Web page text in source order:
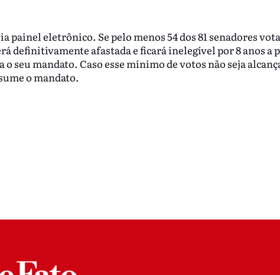
painel eletrônico. Se pelo menos 54 dos 81 senadores
definitivamente afastada e ficará inelegível por 8 anos a
o seu mandato. Caso esse mínimo de votos não seja
o mandato.